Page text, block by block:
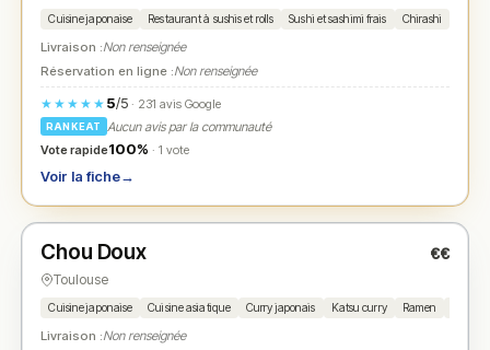
Cuisine japonaise Restaurant à sushis et rolls Sushi et sashimi frais Chirashi
Livraison :Non renseignée
Réservation en ligne :Non renseignée
★★★★★ 5/5· 231 avis Google
RANKEAT
Aucun avis par la communauté
Vote rapide100% · 1 vote
Voir la fiche→
★ N° 2
Chou Doux €€
Toulouse
Cuisine japonaise Cuisine asiatique Curry japonais Katsu curry Ramen
Livraison :Non renseignée